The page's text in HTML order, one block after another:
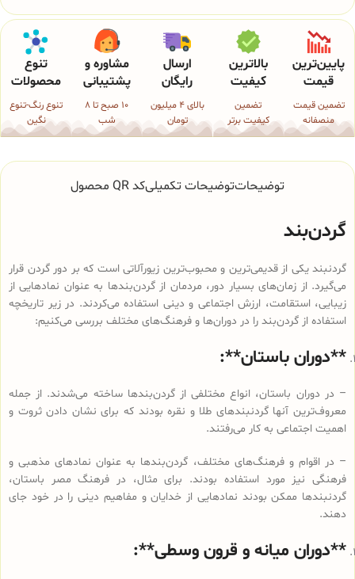
پایین‌ترین
قیمت
تضمین قیمت
منصفانه
بالاترین
کیفیت
تضمین
کیفیت برتر
ارسال
رایگان
بالای 4 میلیون
تومان
مشاوره و
پشتیبانی
10 صبح تا 8
شب
تنوع
محصولات
تنوع رنگ-تنوع
نگین
توضیحاتتوضیحات تکمیلیکد QR محصول
گردن‌بند
گردنبند یکی از قدیمی‌ترین و محبوب‌ترین زیورآلاتی است که بر دور گردن قرار
می‌گیرد. از زمان‌های بسیار دور، مردمان از گردن‌بندها به عنوان نمادهایی از
زیبایی، استقامت، ارزش اجتماعی و دینی استفاده می‌کردند. در زیر تاریخچه
استفاده از گردن‌بند را در دوران‌ها و فرهنگ‌های مختلف بررسی می‌کنیم:
**دوران باستان**:
– در دوران باستان، انواع مختلفی از گردن‌بندها ساخته می‌شدند. از جمله
معروف‌ترین آنها گردنبندهای طلا و نقره بودند که برای نشان دادن ثروت و
اهمیت اجتماعی به کار می‌رفتند.
– در اقوام و فرهنگ‌های مختلف، گردن‌بندها به عنوان نمادهای مذهبی و
فرهنگی نیز مورد استفاده بودند. برای مثال، در فرهنگ مصر باستان،
گردنبندها ممکن بودند نمادهایی از خدایان و مفاهیم دینی را در خود جای
دهند.
**دوران میانه و قرون وسطی**: